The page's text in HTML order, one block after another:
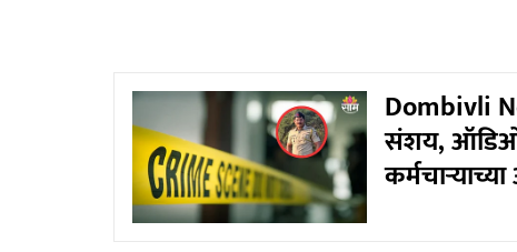
Dombivli
संशय, ऑडिओ